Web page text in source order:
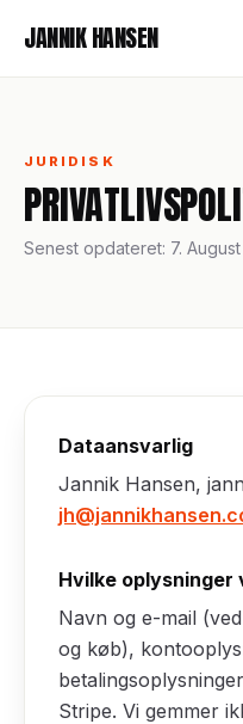
JANNIK HANSEN
JURIDISK
Senest opdateret: 7.
Dataansvarlig
Jannik Hansen,
Hvilke oplysninger
Navn og e-mail
og køb),
Stripe. Vi gemmer